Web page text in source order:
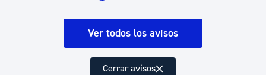
Ver todos los avisos
Cerrar avisos